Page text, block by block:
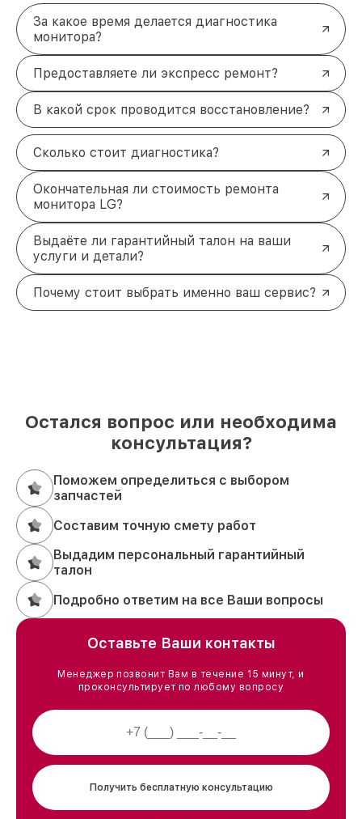
За какое время делается диагностика
монитора?
Предоставляете ли экспресс ремонт?
В какой срок проводится восстановление?
Сколько стоит диагностика?
Окончательная ли стоимость ремонта
монитора LG?
Выдаёте ли гарантийный талон на ваши
услуги и детали?
Почему стоит выбрать именно ваш сервис?
Остался вопрос или необходима
консультация?
Поможем определиться с выбором
запчастей
Составим точную смету работ
Выдадим персональный гарантийный
талон
Подробно ответим на все Ваши вопросы
Оставьте Ваши контакты
Менеджер позвонит Вам в течение 15 минут, и
проконсультирует по любому вопросу
Получить бесплатную консультацию